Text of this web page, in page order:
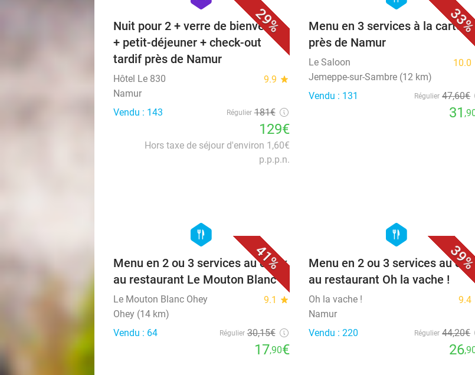
29%
Nuit pour 2 + verre de bienvenue
+ petit-déjeuner + check-out
tardif près de Namur
Hôtel Le 830 9.9 star
Namur
Vendu : 143
Régulier 181€
129€
Hors taxe de séjour d'environ 1,60€
p.p.p.n.
Menu en 3 services à la carte
près de Namur
Le Saloon 10.0
Jemeppe-sur-Sambre (12 km)
Vendu : 131
Régulier 47,60€
31
41%
hexagon
food
Menu en 2 ou 3 services au choix
au restaurant Le Mouton Blanc
Le Mouton Blanc Ohey 9.1 star
Ohey (14 km)
Vendu : 64
Régulier 30,15€
17,90€
hexagon
food
Menu en 2 ou 3 services au
au restaurant Oh la vache !
Oh la vache ! 9.4
Namur
Vendu : 220
Régulier 44,20€
26